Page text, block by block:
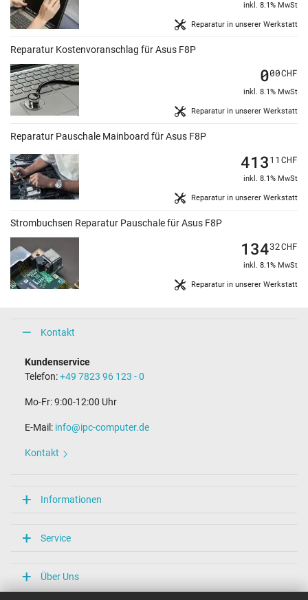
Reparatur in unserer Werkstatt
inkl. 8.1% MwSt
Reparatur Kostenvoranschlag für Asus F8P
Reparatur in unserer Werkstatt
000CHF
inkl. 8.1% MwSt
Reparatur Pauschale Mainboard für Asus F8P
Reparatur in unserer Werkstatt
41311 CHF
inkl. 8.1% MwSt
Strombuchsen Reparatur Pauschale für Asus F8P
Reparatur in unserer Werkstatt
13432CHF
inkl. 8.1% MwSt
Kontakt
Kundenservice
Telefon:+49 7823 96 123 - 0
Mo-Fr: 9:00-12:00 Uhr
E-Mail: info@ipc-computer.de
Kontakt
Informationen
Service
Über Uns